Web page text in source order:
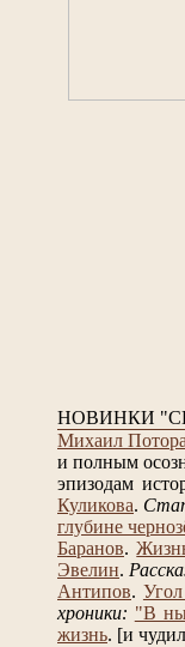
НОВИНКИ
Михаил
и полным
эпизодам
Куликова.
глубине
Баранов.
Эвелин.
Антипов.
хроники: "В
жизнь. [и